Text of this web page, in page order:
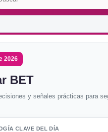
2026
BET
y señales prácticas para
CLAVE DEL DÍA